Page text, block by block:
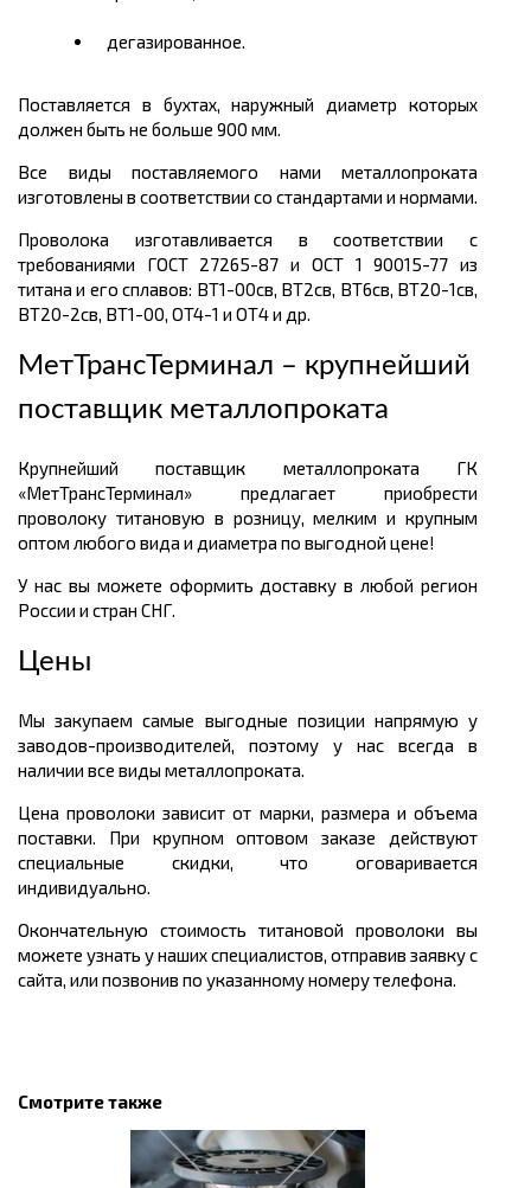
дегазированное.
Поставляется в бухтах, наружный диаметр которых
должен быть не больше 900 мм.
Все виды поставляемого нами металлопроката
изготовлены в соответствии со стандартами и нормами.
Проволока изготавливается в соответствии с
требованиями ГОСТ 27265-87 и ОСТ 1 90015-77 из
титана и его сплавов: BT1-00св, ВТ2св, ВТ6св, ВТ20-1св,
ВТ20-2св, ВТ1-00, ОT4-1 и ОТ4 и др.
МетТрансТерминал – крупнейший
поставщик металлопроката
Крупнейший поставщик металлопроката ГК
«МетТрансТерминал» предлагает приобрести
проволоку титановую в розницу, мелким и крупным
оптом любого вида и диаметра по выгодной цене!
У нас вы можете оформить доставку в любой регион
России и стран СНГ.
Цены
Мы закупаем самые выгодные позиции напрямую у
заводов-производителей, поэтому у нас всегда в
наличии все виды металлопроката.
Цена проволоки зависит от марки, размера и объема
поставки. При крупном оптовом заказе действуют
специальные скидки, что оговаривается
индивидуально.
Окончательную стоимость титановой проволоки вы
можете узнать у наших специалистов, отправив заявку с
сайта, или позвонив по указанному номеру телефона.
Смотрите также